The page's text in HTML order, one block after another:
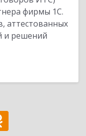
фирмы 1С.
аттестованных
и решений